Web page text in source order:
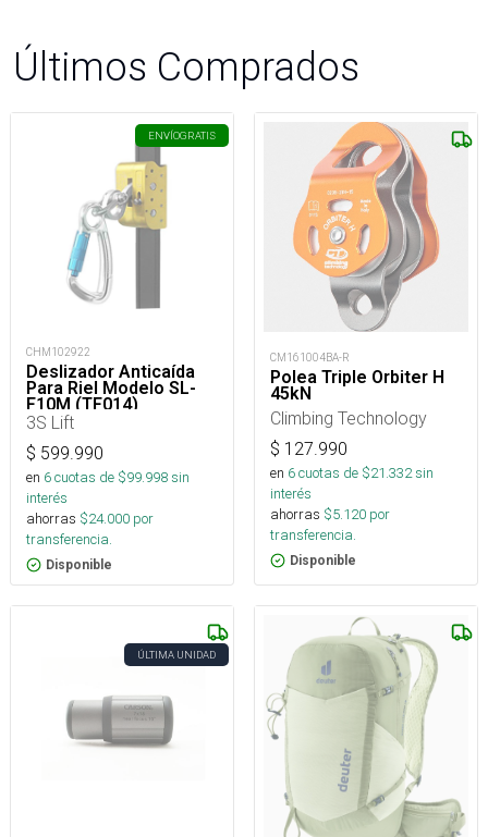
Últimos Comprados
ENVÍOGRATIS
CHM102922
Deslizador Anticaída
Para Riel Modelo SL-
F10M (TF014)
3S Lift
$ 599.990
en 6cuotas de $99.998sin
interés
ahorras $24.000 por
transferencia.
Disponible
CM161004BA-R
Polea Triple Orbiter H
45kN
Climbing Technology
$ 127.990
en 6cuotas de $21.332sin
interés
ahorras $5.120 por
transferencia.
Disponible
ÚLTIMA UNIDAD